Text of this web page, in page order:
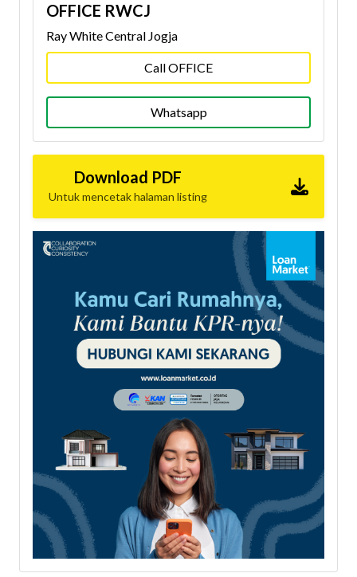
OFFICE RWCJ
Ray White Central Jogja
Call OFFICE
Whatsapp
Download PDF
Untuk mencetak halaman listing